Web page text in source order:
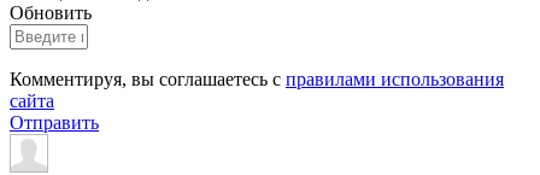
Обновить
Комментируя, вы соглашаетесь с правилами использования
сайта
Отправить